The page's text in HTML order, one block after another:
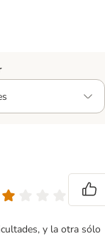
y la otra sólo